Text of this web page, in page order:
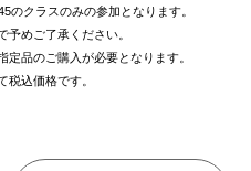
クラスのみの参加となります。
めご了承ください。
品のご購入が必要となります。
込価格です。